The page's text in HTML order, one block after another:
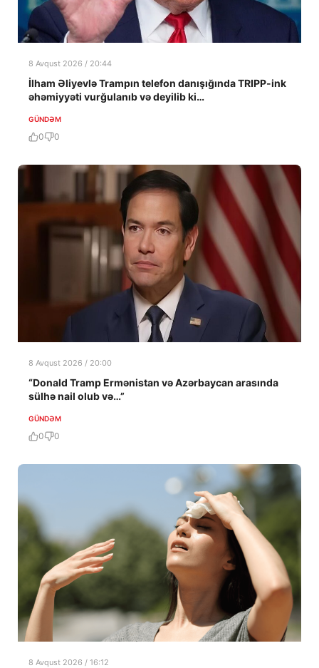
8 Avqust 2026 / 20:44
İlham Əliyevlə Trampın telefon danışığında TRIPP-ink
əhəmiyyəti vurğulanıb və deyilib ki…
GÜNDƏM
0 0
8 Avqust 2026 / 20:00
“Donald Tramp Ermənistan və Azərbaycan arasında
sülhə nail olub və…”
GÜNDƏM
0 0
8 Avqust 2026 / 16:12